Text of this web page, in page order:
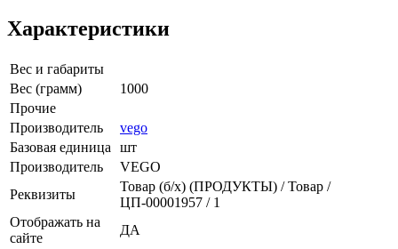
Характеристики
Вес и габариты
Вес (грамм)
1000
Прочие
Производитель
vego
Базовая единица
шт
Производитель
VEGO
Реквизиты
Товар (б/х) (ПРОДУКТЫ) / Товар /
ЦП-00001957 / 1
Отображать на
сайте
ДА